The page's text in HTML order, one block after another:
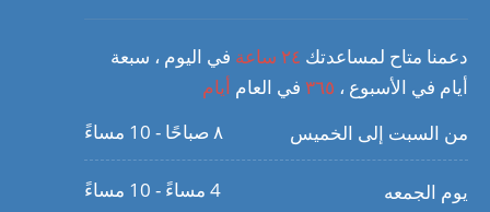
دعمنا متاح لمساعدتك ٢٤ ساعة
في اليوم ، سبعة
أيام في الأسبوع ، ٣٦٥في العام أيام
من السبت إلى الخميس
٨ صباحًا - 10 مساءً
يوم الجمعه 4 مساءً - 10 مساءً